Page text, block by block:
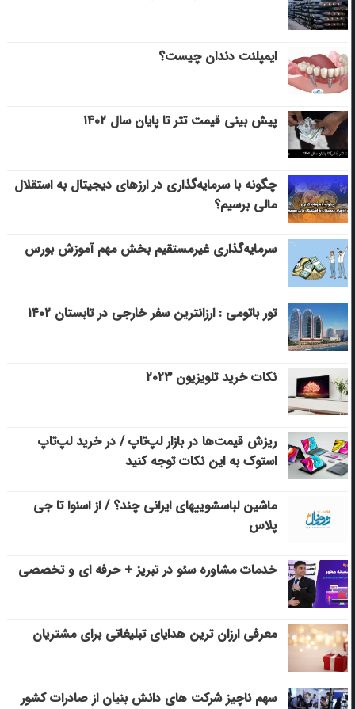
ایمپلنت دندان چیست؟
پیش بینی قیمت تتر تا پایان سال ۱۴۰۲
چگونه با سرمایه‌گذاری در ارزهای دیجیتال به استقلال
مالی برسیم؟
سرمایه‌گذاری غیرمستقیم بخش مهم آموزش بورس
تور باتومی : ارزانترین سفر خارجی در تابستان ۱۴۰۲
نکات خرید تلویزیون ۲۰۲۳
ریزش قیمت‌ها در بازار لپ‌تاپ / در خرید لپ‌تاپ
استوک به این نکات توجه کنید
ماشین لباسشویی‎های ایرانی چند؟ / از اسنوا تا جی
پلاس
خدمات مشاوره سئو در تبریز + حرفه ای و تخصصی
معرفی ارزان ترین هدایای تبلیغاتی برای مشتریان
سهم ناچیز شرکت های دانش بنیان از صادرات کشور